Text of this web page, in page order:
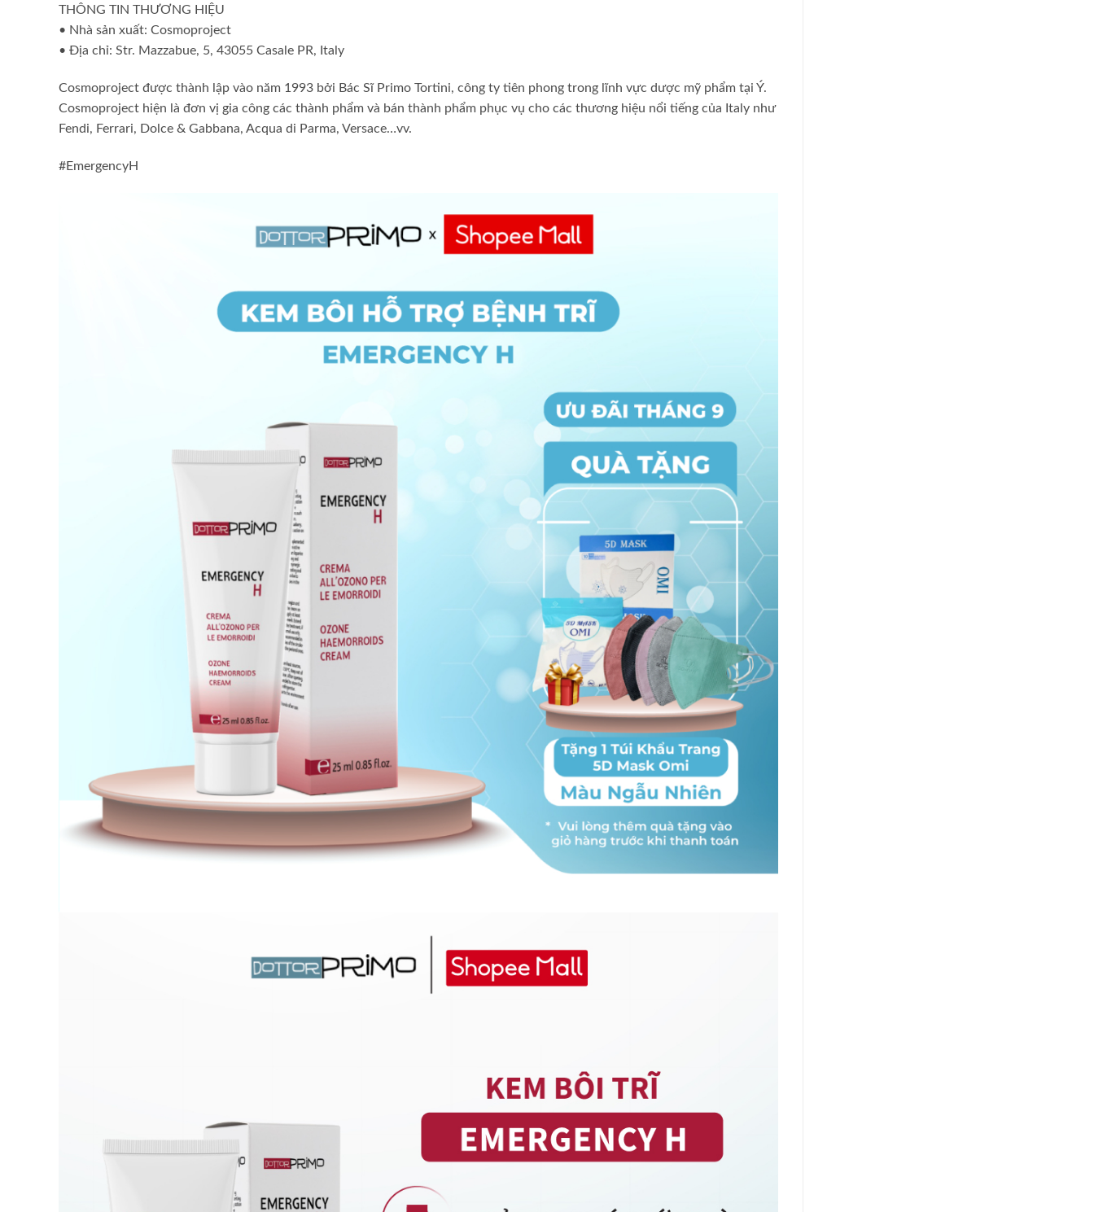
THÔNG TIN THƯƠNG HIỆU
• Nhà sản xuất: Cosmoproject
• Địa chỉ: Str. Mazzabue, 5, 43055 Casale PR, Italy
Cosmoproject được thành lập vào năm 1993 bởi Bác Sĩ Primo Tortini, công ty tiên phong trong lĩnh vực dược mỹ phẩm tại Ý.
Cosmoproject hiện là đơn vị gia công các thành phẩm và bán thành phẩm phục vụ cho các thương hiệu nổi tiếng của Italy như
Fendi, Ferrari, Dolce & Gabbana, Acqua di Parma, Versace…vv.
#EmergencyH